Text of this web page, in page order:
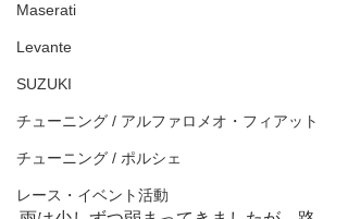
Maserati
Levante
SUZUKI
チューニング / アルファロメオ・フィアット
チューニング / ポルシェ
レース・イベント活動